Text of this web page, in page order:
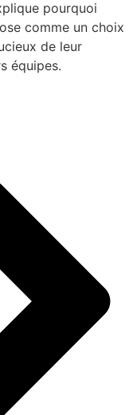
pourquoi
comme un choix
de leur
équipes.